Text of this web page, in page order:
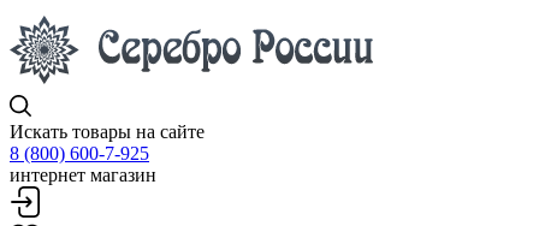
Искать товары на сайте
8 (800) 600-7-925
интернет магазин